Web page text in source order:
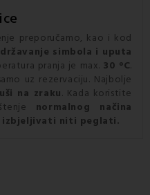
preporučamo, kao i kod
simbola i uputa
pranja je max. 30 °C.
uz rezervaciju. Najbolje
na zraku. Kada koristite
normalnog načina
izbjeljivati niti peglati.